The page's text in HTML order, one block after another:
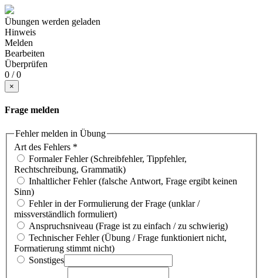
Übungen werden geladen
Hinweis
Melden
Bearbeiten
Überprüfen
0 / 0
×
Frage melden
Fehler melden in Übung
Art des Fehlers *
Formaler Fehler (Schreibfehler, Tippfehler,
Rechtschreibung, Grammatik)
Inhaltlicher Fehler (falsche Antwort, Frage ergibt keinen
Sinn)
Fehler in der Formulierung der Frage (unklar /
missverständlich formuliert)
Anspruchsniveau (Frage ist zu einfach / zu schwierig)
Technischer Fehler (Übung / Frage funktioniert nicht,
Formatierung stimmt nicht)
Sonstiges